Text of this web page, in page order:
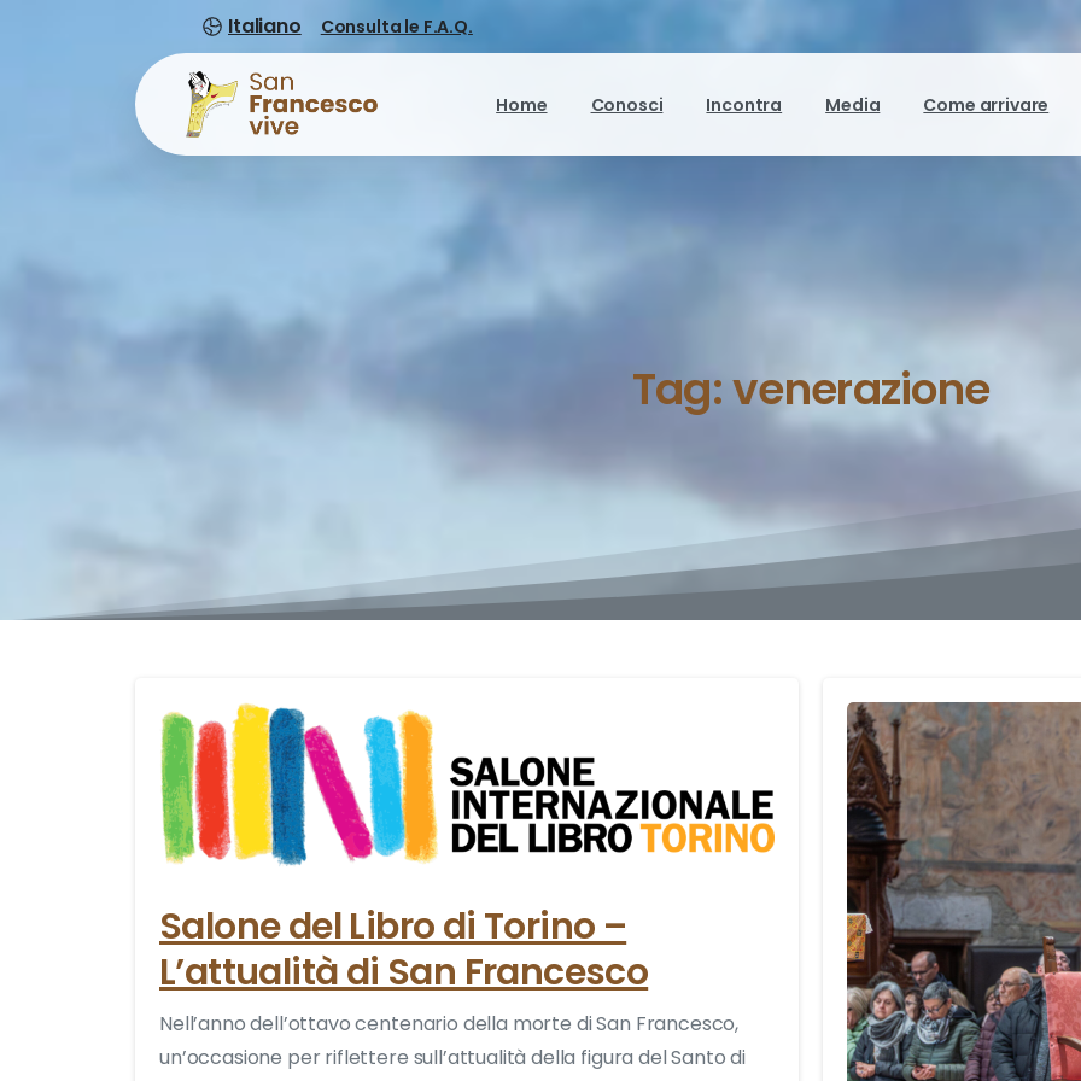
Italiano Consulta le F.A.Q.
Home Conosci Incontra Media Come arrivare
Tag:venerazione
0
Salone del Libro di Torino –
L’attualità di San Francesco
Nell’anno dell’ottavo centenario della morte di San Francesco,
un’occasione per riflettere sull’attualità della figura del Santo di